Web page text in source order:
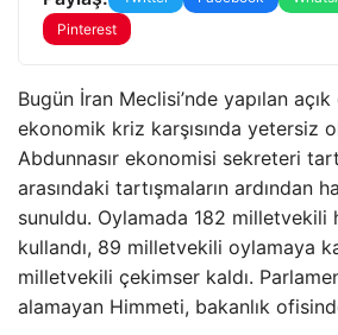
Pinterest
Bugün İran Meclisi’nde yapılan
ekonomik kriz karşısında yetersiz
Abdunnasır ekonomisi sekreteri
arasındaki tartışmaların ardından
sunuldu. Oylamada 182 milletvekili
kullandı, 89 milletvekili oylamaya
milletvekili çekimser kaldı.
alamayan Himmeti, bakanlık